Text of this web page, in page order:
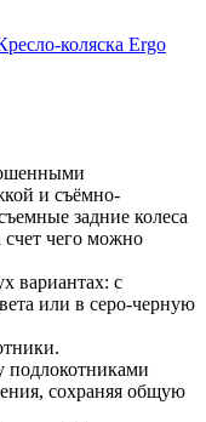
коляска Ergo
и съёмно-
задние колеса
чего можно
вариантах: с
или в серо-черную
подлокотниками
сохраняя общую